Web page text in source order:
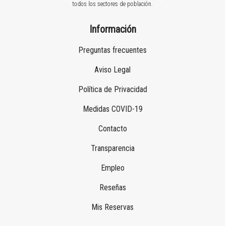
todos los sectores de población.
Información
Preguntas frecuentes
Aviso Legal
Política de Privacidad
Medidas COVID-19
Contacto
Transparencia
Empleo
Reseñas
Mis Reservas